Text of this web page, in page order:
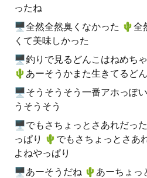
ったね
🖥全然全然臭くなかった 🌵️全
くて美味しかった
🖥釣りで見るどんこはねめち
🌵️あーそうかまた生きてるど
🖥そうそうそう一番アホっぽ
うそうそう
🖥でもさちょっとさあれだっ
っぱり 🌵️でもさちょっとさあ
よねやっぱり
🖥あーそうだね 🌵️あーちょっ